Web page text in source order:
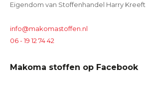
Eigendom van Stoffenhandel Harry Kreeft
info@makomastoffen.nl
06 - 19 12 74 42
Makoma stoffen op Facebook